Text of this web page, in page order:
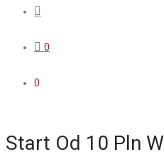
0
0
Start Od 10 Pln